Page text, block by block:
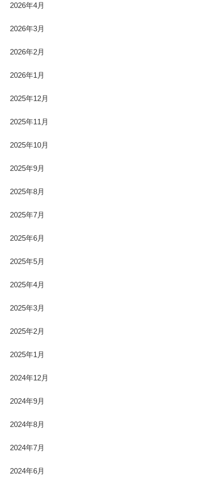
2026年4月
2026年3月
2026年2月
2026年1月
2025年12月
2025年11月
2025年10月
2025年9月
2025年8月
2025年7月
2025年6月
2025年5月
2025年4月
2025年3月
2025年2月
2025年1月
2024年12月
2024年9月
2024年8月
2024年7月
2024年6月